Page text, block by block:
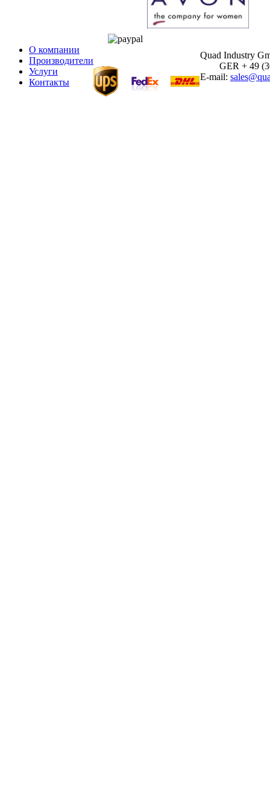
О компании
Производители
Услуги
Контакты
Quad Industry
GER + 49
E-mail: